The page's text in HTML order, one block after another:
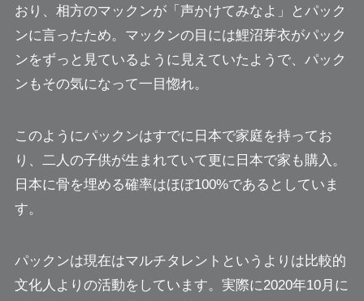
おり、相方のマックンが「声かけてみなよ」とパック
ンに言ったため。マックンの目には鯉沼芽衣がパック
ンをずっと見ているように見えていたようで、パック
ンもその気になって一目惚れ。
このようにパックンはすでに日本で家庭を持ってお
り、二人の子供が生まれていて更に日本で家も購入。
日本に骨を埋める確率はほぼ100%であるとしていま
す。
パックンは現在はマルチタレントというよりは比較的
文化人よりの活動をしています。実際に2020年10月に